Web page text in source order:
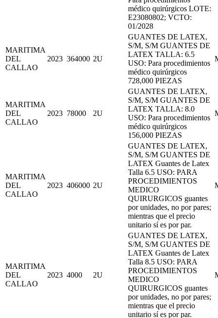
médico quirúrgicos LOTE:
E23080802; VCTO:
01/2028
MARITIMA
DEL
CALLAO
2023 364000 2U
GUANTES DE LATEX,
S/M, S/M GUANTES DE
LATEX TALLA: 6.5
USO: Para procedimientos
médico quirúrgicos
728,000 PIEZAS
MARITIMA
DEL
CALLAO
2023 78000 2U
GUANTES DE LATEX,
S/M, S/M GUANTES DE
LATEX TALLA: 8.0
USO: Para procedimientos
médico quirúrgicos
156,000 PIEZAS
MARITIMA
DEL
CALLAO
2023 406000 2U
GUANTES DE LATEX,
S/M, S/M GUANTES DE
LATEX Guantes de Latex
Talla 6.5 USO: PARA
PROCEDIMIENTOS
MEDICO
QUIRURGICOS guantes
por unidades, no por pares;
mientras que el precio
unitario sí es por par.
MARITIMA
DEL
CALLAO
2023 4000 2U
GUANTES DE LATEX,
S/M, S/M GUANTES DE
LATEX Guantes de Latex
Talla 8.5 USO: PARA
PROCEDIMIENTOS
MEDICO
QUIRURGICOS guantes
por unidades, no por pares;
mientras que el precio
unitario sí es por par.